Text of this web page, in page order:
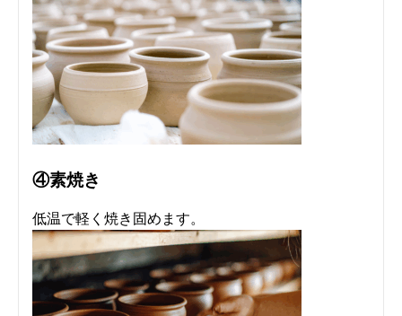
④素焼き
低温で軽く焼き固めます。